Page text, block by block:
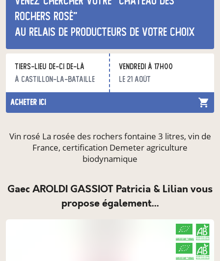
rochers rosé"
au relais de producteurs de votre choix
Tiers-lieu De-ci de-là
à Castillon-la-Bataille
vendredi à 17h00
le 21 août
acheter ici
Vin rosé La rosée des rochers fontaine 3 litres, vin de
France, certification Demeter agriculture
biodynamique
Gaec AROLDI GASSIOT Patricia & Lilian vous
propose également...
CERTIFIÉ PAR FR-BIO-01
AGRICULTURE FRANCE
CERTIFIÉ PAR FR-BIO-01
AGRICULTURE FRANCE